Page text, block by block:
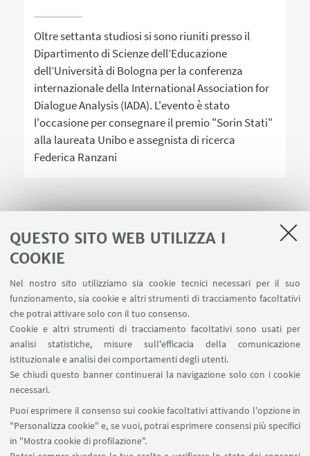
QUESTO SITO WEB UTILIZZA I
COOKIE
Nel nostro sito utilizziamo sia cookie tecnici necessari per il suo
funzionamento, sia cookie e altri strumenti di tracciamento facoltativi
che potrai attivare solo con il tuo consenso.
Cookie e altri strumenti di tracciamento facoltativi sono usati per
analisi statistiche, misure sull'efficacia della comunicazione
istituzionale e analisi dei comportamenti degli utenti.
Se chiudi questo banner continuerai la navigazione solo con i cookie
necessari.
Puoi esprimere il consenso sui cookie facoltativi attivando l'opzione in
"Personalizza cookie" e, se vuoi, potrai esprimere consensi più specifici
in "Mostra cookie di profilazione".
Oltre settanta studiosi si sono riuniti presso il
Dipartimento di Scienze dell’Educazione
dell’Università di Bologna per la conferenza
internazionale della International Association for
Dialogue Analysis (IADA). L'evento è stato
l'occasione per consegnare il premio "Sorin Stati"
alla laureata Unibo e assegnista di ricerca
Federica Ranzani
Area riservata
Contatti
SEGUI IL DIPARTIMENTO SU:
SEGUI UNIBO SU: